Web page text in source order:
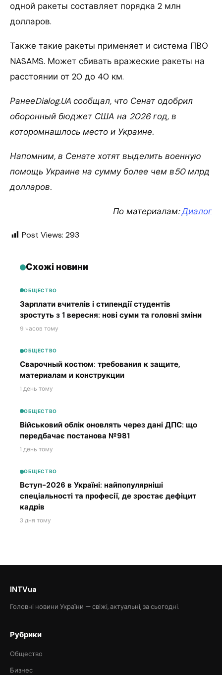
одной ракеты составляет порядка 2 млн
долларов.
Также такие ракеты применяет и система ПВО
NASAMS. Может сбивать вражеские ракеты на
расстоянии от 20 до 40 км.
РанееDialog.UA сообщал, что Сенат одобрил
оборонный бюджет США на 2026 год, в
которомнашлось место и Украине.
Напомним, в Сенате хотят выделить военную
помощь Украине на сумму более чем в50 млрд
долларов.
По материалам:Диалог
Post Views: 293
Схожі новини
ОБЩЕСТВО
Зарплати вчителів і стипендії студентів
зростуть з 1 вересня: нові суми та головні зміни
9 часов тому
ОБЩЕСТВО
Сварочный костюм: требования к защите,
материалам и конструкции
1 день тому
ОБЩЕСТВО
Військовий облік оновлять через дані ДПС: що
передбачає постанова №981
1 день тому
ОБЩЕСТВО
Вступ-2026 в Україні: найпопулярніші
спеціальності та професії, де зростає дефіцит
кадрів
3 дня тому
INTVua
Головні новини України — свіжі, актуальні, за сьогодні.
Рубрики
Общество
Бизнес